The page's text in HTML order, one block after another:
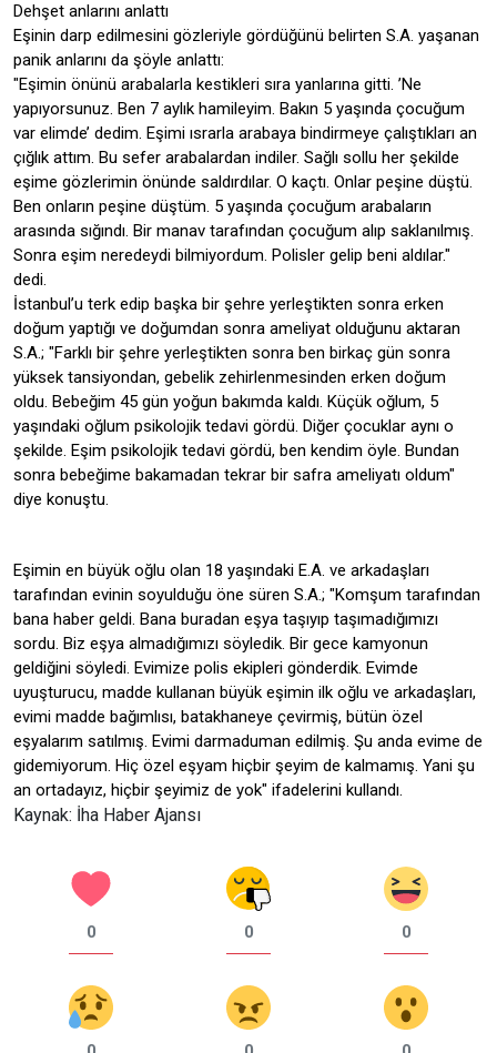
Dehşet anlarını anlattı
Eşinin darp edilmesini gözleriyle gördüğünü belirten S.A. yaşanan
panik anlarını da şöyle anlattı:
"Eşimin önünü arabalarla kestikleri sıra yanlarına gitti. ’Ne
yapıyorsunuz. Ben 7 aylık hamileyim. Bakın 5 yaşında çocuğum
var elimde’ dedim. Eşimi ısrarla arabaya bindirmeye çalıştıkları an
çığlık attım. Bu sefer arabalardan indiler. Sağlı sollu her şekilde
eşime gözlerimin önünde saldırdılar. O kaçtı. Onlar peşine düştü.
Ben onların peşine düştüm. 5 yaşında çocuğum arabaların
arasında sığındı. Bir manav tarafından çocuğum alıp saklanılmış.
Sonra eşim neredeydi bilmiyordum. Polisler gelip beni aldılar."
dedi.
İstanbul’u terk edip başka bir şehre yerleştikten sonra erken
doğum yaptığı ve doğumdan sonra ameliyat olduğunu aktaran
S.A.; "Farklı bir şehre yerleştikten sonra ben birkaç gün sonra
yüksek tansiyondan, gebelik zehirlenmesinden erken doğum
oldu. Bebeğim 45 gün yoğun bakımda kaldı. Küçük oğlum, 5
yaşındaki oğlum psikolojik tedavi gördü. Diğer çocuklar aynı o
şekilde. Eşim psikolojik tedavi gördü, ben kendim öyle. Bundan
sonra bebeğime bakamadan tekrar bir safra ameliyatı oldum"
diye konuştu.
Eşimin en büyük oğlu olan 18 yaşındaki E.A. ve arkadaşları
tarafından evinin soyulduğu öne süren S.A.; "Komşum tarafından
bana haber geldi. Bana buradan eşya taşıyıp taşımadığımızı
sordu. Biz eşya almadığımızı söyledik. Bir gece kamyonun
geldiğini söyledi. Evimize polis ekipleri gönderdik. Evimde
uyuşturucu, madde kullanan büyük eşimin ilk oğlu ve arkadaşları,
evimi madde bağımlısı, batakhaneye çevirmiş, bütün özel
eşyalarım satılmış. Evimi darmaduman edilmiş. Şu anda evime de
gidemiyorum. Hiç özel eşyam hiçbir şeyim de kalmamış. Yani şu
an ortadayız, hiçbir şeyimiz de yok" ifadelerini kullandı.
Kaynak: İha Haber Ajansı
0 0 0